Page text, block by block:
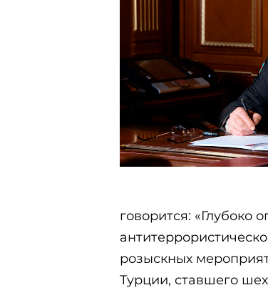
говорится: «Глубоко
розыскных
Турции, ставшего